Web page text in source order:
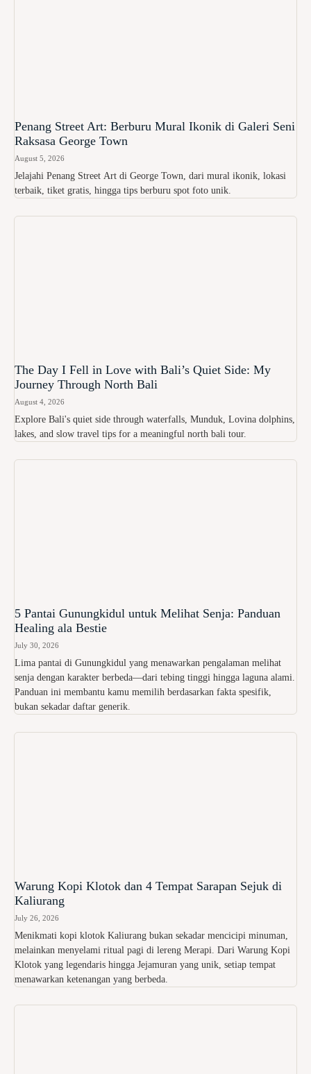
Penang Street Art: Berburu Mural Ikonik di Galeri Seni
Raksasa George Town
August 5, 2026
Jelajahi Penang Street Art di George Town, dari mural ikonik, lokasi
terbaik, tiket gratis, hingga tips berburu spot foto unik.
The Day I Fell in Love with Bali’s Quiet Side: My
Journey Through North Bali
August 4, 2026
Explore Bali's quiet side through waterfalls, Munduk, Lovina dolphins,
lakes, and slow travel tips for a meaningful north bali tour.
5 Pantai Gunungkidul untuk Melihat Senja: Panduan
Healing ala Bestie
July 30, 2026
Lima pantai di Gunungkidul yang menawarkan pengalaman melihat
senja dengan karakter berbeda—dari tebing tinggi hingga laguna alami.
Panduan ini membantu kamu memilih berdasarkan fakta spesifik,
bukan sekadar daftar generik.
Warung Kopi Klotok dan 4 Tempat Sarapan Sejuk di
Kaliurang
July 26, 2026
Menikmati kopi klotok Kaliurang bukan sekadar mencicipi minuman,
melainkan menyelami ritual pagi di lereng Merapi. Dari Warung Kopi
Klotok yang legendaris hingga Jejamuran yang unik, setiap tempat
menawarkan ketenangan yang berbeda.